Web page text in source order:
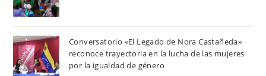
Conversatorio «El Legado de Nora Castañeda»
reconoce trayectoria en la lucha de las mujeres
por la igualdad de género